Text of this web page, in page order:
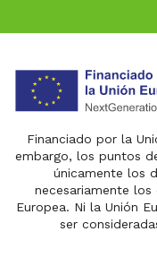
Financiado por la
embargo, los puntos
únicamente los
necesariamente los
Europea. Ni la Unión
ser